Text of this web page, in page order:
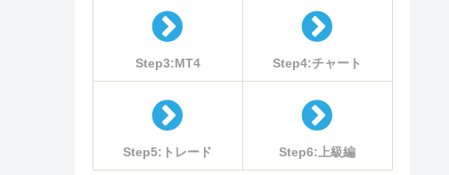
Step3:MT4 Step4:チャート
Step5:トレード Step6:上級編